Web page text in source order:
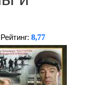
Рейтинг: 8,77